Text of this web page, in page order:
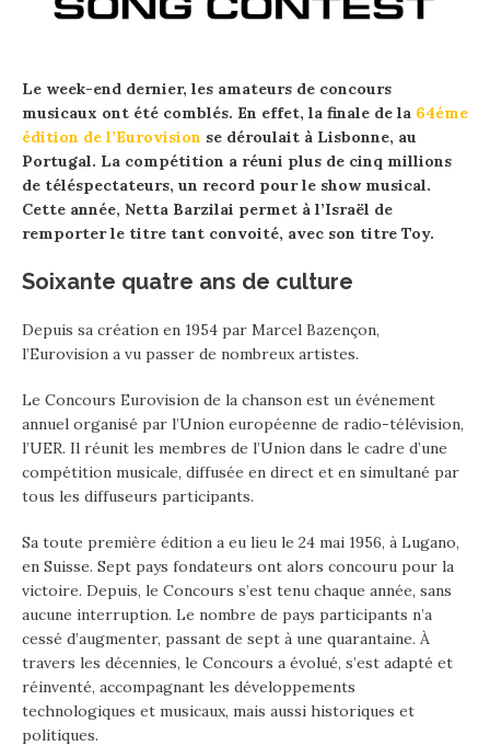
Le week-end dernier, les amateurs de concours
musicaux ont été comblés. En effet, la finale de la 64éme
édition de l’Eurovision se déroulait à Lisbonne, au
Portugal. La compétition a réuni plus de cinq millions
de téléspectateurs, un record pour le show musical.
Cette année, Netta Barzilai permet à l’Israël de
remporter le titre tant convoité, avec son titre Toy.
Soixante quatre ans de culture
Depuis sa création en 1954 par Marcel Bazençon,
l’Eurovision a vu passer de nombreux artistes.
Le Concours Eurovision de la chanson est un événement
annuel organisé par l’Union européenne de radio-télévision,
l’UER. Il réunit les membres de l’Union dans le cadre d’une
compétition musicale, diffusée en direct et en simultané par
tous les diffuseurs participants.
Sa toute première édition a eu lieu le 24 mai 1956, à Lugano,
en Suisse. Sept pays fondateurs ont alors concouru pour la
victoire. Depuis, le Concours s’est tenu chaque année, sans
aucune interruption. Le nombre de pays participants n’a
cessé d’augmenter, passant de sept à une quarantaine. À
travers les décennies, le Concours a évolué, s’est adapté et
réinventé, accompagnant les développements
technologiques et musicaux, mais aussi historiques et
politiques.